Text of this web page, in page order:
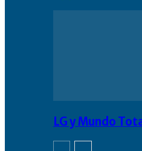
LG y Mundo